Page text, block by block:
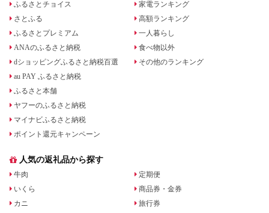
ふるさとチョイス
さとふる
ふるさとプレミアム
ANAのふるさと納税
dショッピングふるさと納税百選
au PAY ふるさと納税
ふるさと本舗
ヤフーのふるさと納税
マイナビふるさと納税
ポイント還元キャンペーン
家電ランキング
高額ランキング
一人暮らし
食べ物以外
その他のランキング
人気の返礼品から探す
牛肉
いくら
カニ
定期便
商品券・金券
旅行券